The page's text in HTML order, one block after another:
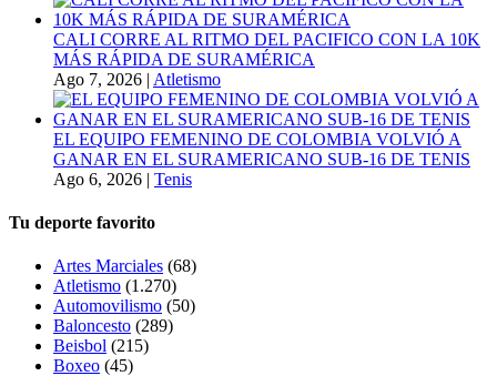
CALI CORRE AL RITMO DEL PACIFICO CON LA 10K
MÁS RÁPIDA DE SURAMÉRICA
Ago 7, 2026 | Atletismo
EL EQUIPO FEMENINO DE COLOMBIA VOLVIÓ A
GANAR EN EL SURAMERICANO SUB-16 DE TENIS
Ago 6, 2026 | Tenis
Tu deporte favorito
Artes Marciales (68)
Atletismo (1.270)
Automovilismo (50)
Baloncesto (289)
Beisbol (215)
Boxeo (45)